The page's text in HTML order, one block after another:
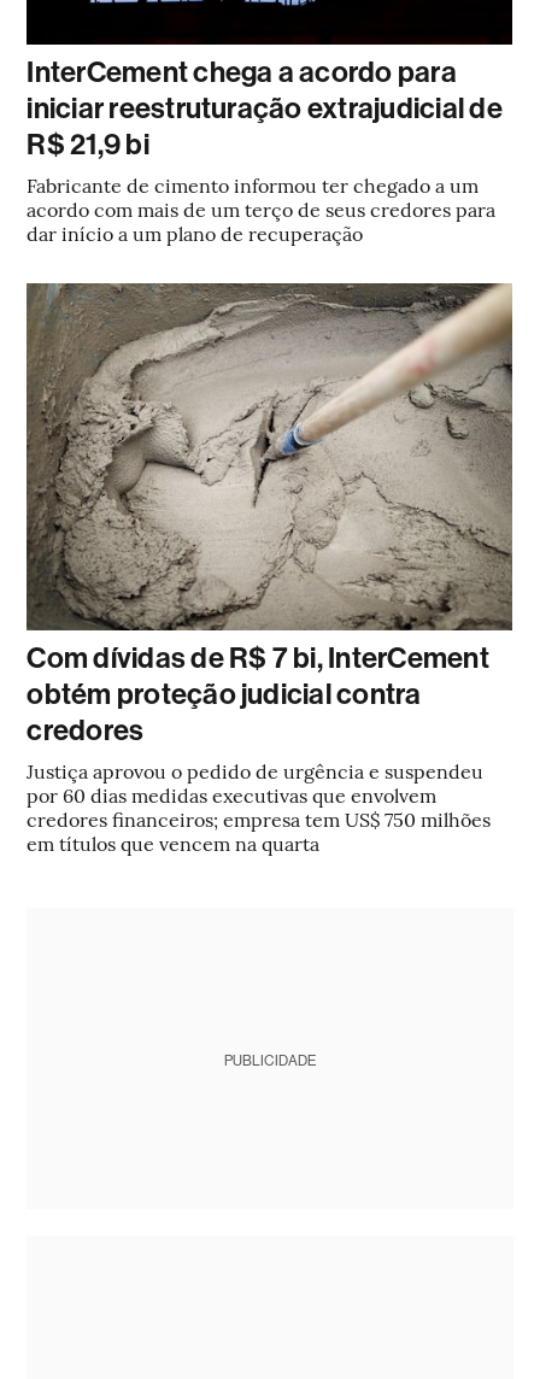
InterCement chega a acordo para
iniciar reestruturação extrajudicial de
R$ 21,9 bi
Fabricante de cimento informou ter chegado a um
acordo com mais de um terço de seus credores para
dar início a um plano de recuperação
Com dívidas de R$ 7 bi, InterCement
obtém proteção judicial contra
credores
Justiça aprovou o pedido de urgência e suspendeu
por 60 dias medidas executivas que envolvem
credores financeiros; empresa tem US$ 750 milhões
em títulos que vencem na quarta
PUBLICIDADE